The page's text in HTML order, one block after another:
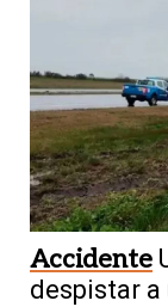
Accidente
despistar a